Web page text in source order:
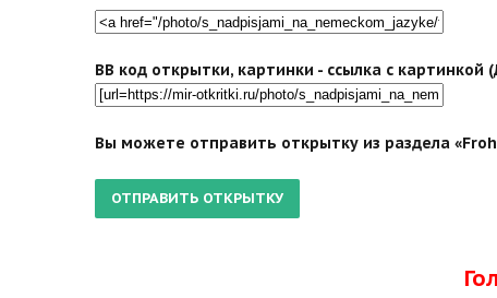
BB код открытки, картинки - ссылка с
Вы можете отправить открытку из раздела